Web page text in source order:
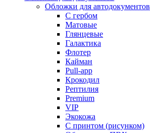
Обложки для автодокументов
С гербом
Матовые
Глянцевые
Галактика
Флотер
Кайман
Pull-app
Крокодил
Рептилия
Premium
VIP
Экокожа
С принтом (рисунком)